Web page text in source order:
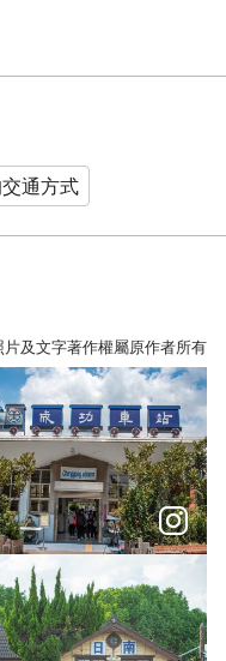
通方式
及文字著作權屬原作者所有
必訪加分地／
有國內少數的古蹟車站